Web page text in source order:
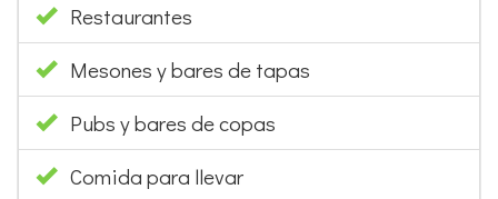
Restaurantes
Mesones y bares de tapas
Pubs y bares de copas
Comida para llevar